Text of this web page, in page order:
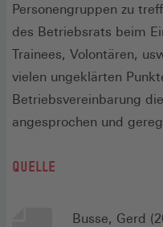
Personengruppen zu
des Betriebsrats beim
Trainees, Volontären,
vielen ungeklärten
Betriebsvereinbarung
angesprochen und
QUELLE
Busse, Gerd